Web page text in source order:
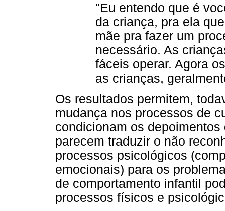
"Eu entendo que é
da criança, pra ela
mãe pra fazer um
necessário. As
fáceis operar. Agora
as crianças,
Os resultados permitem,
mudança nos processos de
condicionam os
parecem traduzir o não
processos psicológicos
emocionais) para os
de comportamento infantil
processos físicos e